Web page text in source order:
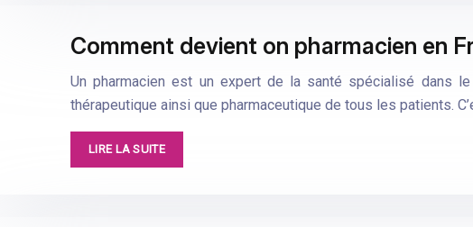
Comment devient on pharmacien en
Un pharmacien est un expert de la santé spécialisé dans
thérapeutique ainsi que pharmaceutique de tous les patients.
LIRE LA SUITE